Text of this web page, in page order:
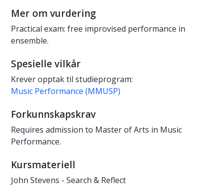
Mer om vurdering
Practical exam: free improvised performance in
ensemble.
Spesielle vilkår
Krever opptak til studieprogram:
Music Performance (MMUSP)
Forkunnskapskrav
Requires admission to Master of Arts in Music
Performance.
Kursmateriell
John Stevens - Search & Reflect